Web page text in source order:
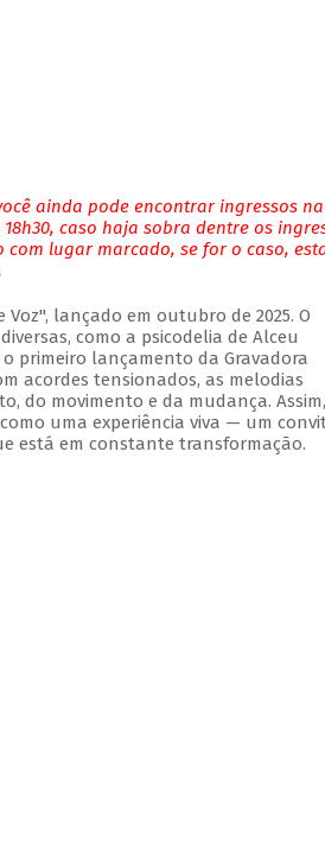
ainda pode encontrar ingressos na
caso haja sobra dentre os
com lugar marcado, se for o caso,
lançado em outubro de 2025. O
como a psicodelia de Alceu
primeiro lançamento da Gravadora
acordes tensionados, as melodias
do movimento e da mudança. Assim,
uma experiência viva — um
está em constante transformação.